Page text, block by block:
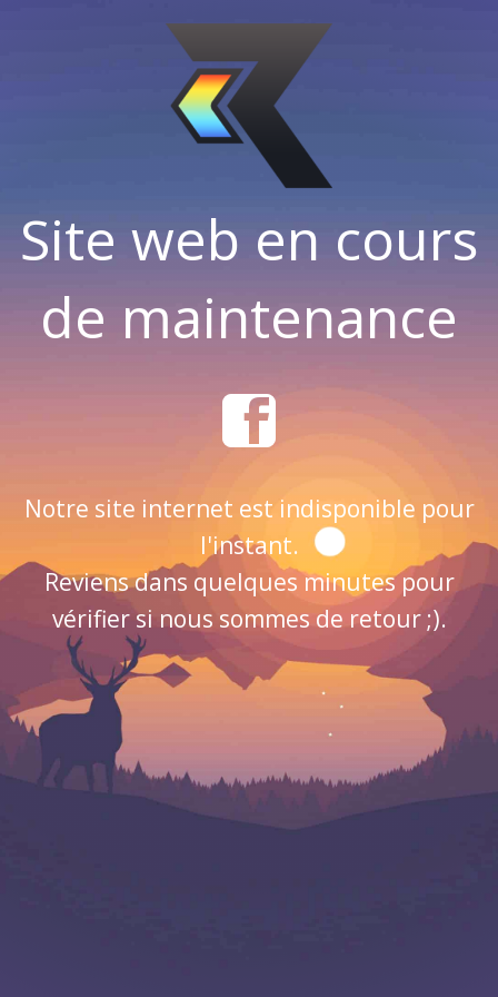
Site web en cours
de maintenance
Notre site internet est indisponible pour
l'instant.
Reviens dans quelques minutes pour
vérifier si nous sommes de retour ;).